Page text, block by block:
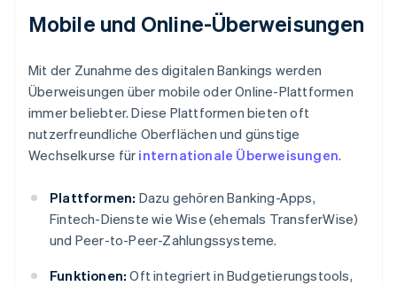
Mobile und Online-Überweisungen
Mit der Zunahme des digitalen Bankings werden
Überweisungen über mobile oder Online-Plattformen
immer beliebter. Diese Plattformen bieten oft
nutzerfreundliche Oberflächen und günstige
Wechselkurse für internationale Überweisungen.
Plattformen: Dazu gehören Banking-Apps,
Fintech-Dienste wie Wise (ehemals TransferWise)
und Peer-to-Peer-Zahlungssysteme.
Funktionen: Oft integriert in Budgetierungstools,